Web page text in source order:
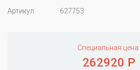
Артикул:
627753
Специальная цена:
262920 Р